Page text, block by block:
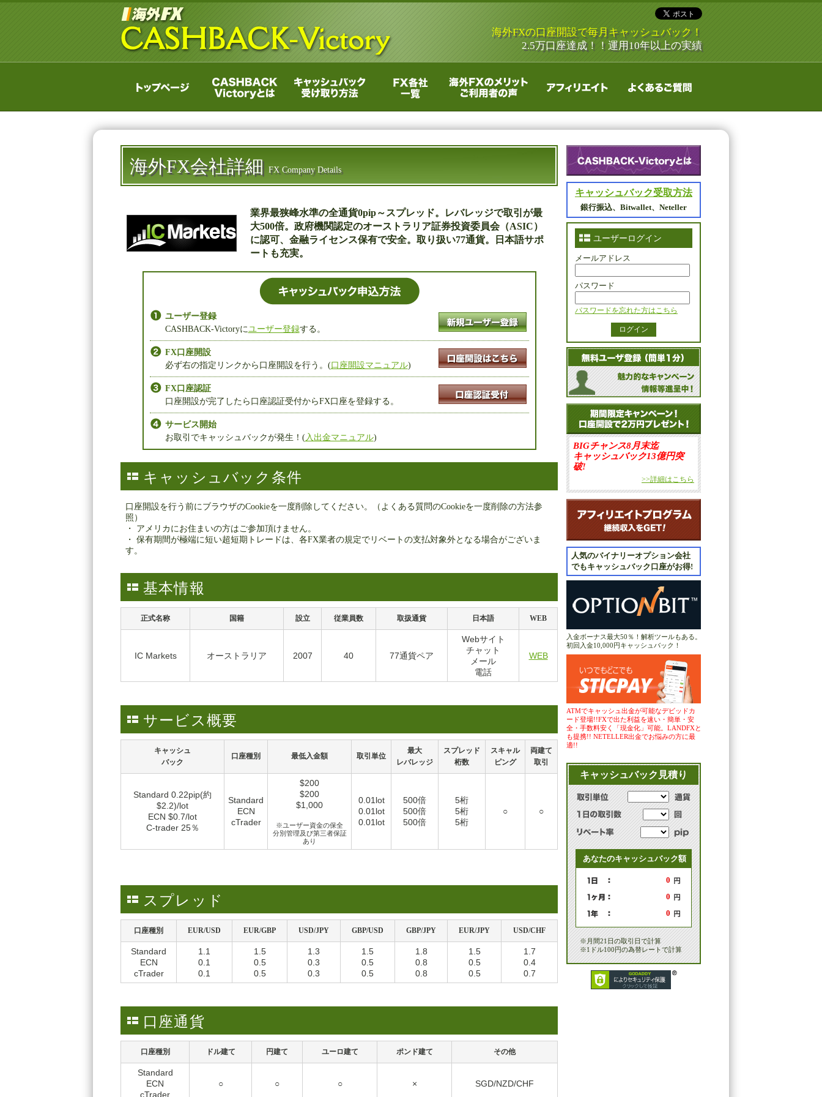
海外FXの口座開設で毎月キャッシュバック！
2.5万口座達成！！運用10年以上の実績
キャッシュバック受取方法
銀行振込、Bitwallet、Neteller
ユーザーログイン
メールアドレス
パスワード
パスワードを忘れた方はこちら
BIGチャンス8月末迄
キャッシュバック13億円突
破!
>>詳細はこちら
人気のバイナリーオプション会社
でもキャッシュバック口座がお得!
入金ボーナス最大50％！解析ツールもある。
初回入金10,000円キャッシュバック！
ATMでキャッシュ出金が可能なデビッドカ
ード登場!!FXで出た利益を速い・簡単・安
全・手数料安く「現金化」可能。LANDFXと
も提携!! NETELLER出金でお悩みの方に最
適!!
キャッシュバック見積り
あなたのキャッシュバック額
0
0
0
※月間21日の取引日で計算
※1ドル100円の為替レートで計算
海外FX会社詳細 FX Company Details
業界最狭峰水準の全通貨0pip～スプレッド。レバレッジで取引が最
大500倍。政府機関認定のオーストラリア証券投資委員会（ASIC）
に認可、金融ライセンス保有で安全。取り扱い77通貨。日本語サポ
ートも充実。
ユーザー登録
CASHBACK-Victoryにユーザー登録する。
FX口座開設
必ず右の指定リンクから口座開設を行う。(口座開設マニュアル)
FX口座認証
口座開設が完了したら口座認証受付からFX口座を登録する。
サービス開始
お取引でキャッシュバックが発生！(入出金マニュアル)
キャッシュバック条件
口座開設を行う前にブラウザのCookieを一度削除してください。（よくある質問のCookieを一度削除の方法参
照）
・ アメリカにお住まいの方はご参加頂けません。
・ 保有期間が極端に短い超短期トレードは、各FX業者の規定でリベートの支払対象外となる場合がございま
す。
基本情報
正式名称 国籍 設立 従業員数 取扱通貨 日本語 WEB
IC Markets オーストラリア 2007 40 77通貨ペア
Webサイト
チャット
メール
電話
WEB
サービス概要
キャッシュ
バック
口座種別 最低入金額 取引単位
最大
レバレッジ
スプレッド
桁数
スキャル
ピング
両建て
取引
Standard 0.22pip(約
$2.2)/lot
ECN $0.7/lot
C-trader 25％
Standard
ECN
cTrader
$200
$200
$1,000
※ユーザー資金の保全
分別管理及び第三者保証
あり
0.01lot
0.01lot
0.01lot
500倍
500倍
500倍
5桁
5桁
5桁
○ ○
スプレッド
口座種別 EUR/USD EUR/GBP USD/JPY GBP/USD GBP/JPY EUR/JPY USD/CHF
Standard
ECN
cTrader
1.1
0.1
0.1
1.5
0.5
0.5
1.3
0.3
0.3
1.5
0.5
0.5
1.8
0.8
0.8
1.5
0.5
0.5
1.7
0.4
0.7
口座通貨
口座種別 ドル建て 円建て ユーロ建て ポンド建て その他
Standard
ECN
cTrader
○ ○ ○ × SGD/NZD/CHF